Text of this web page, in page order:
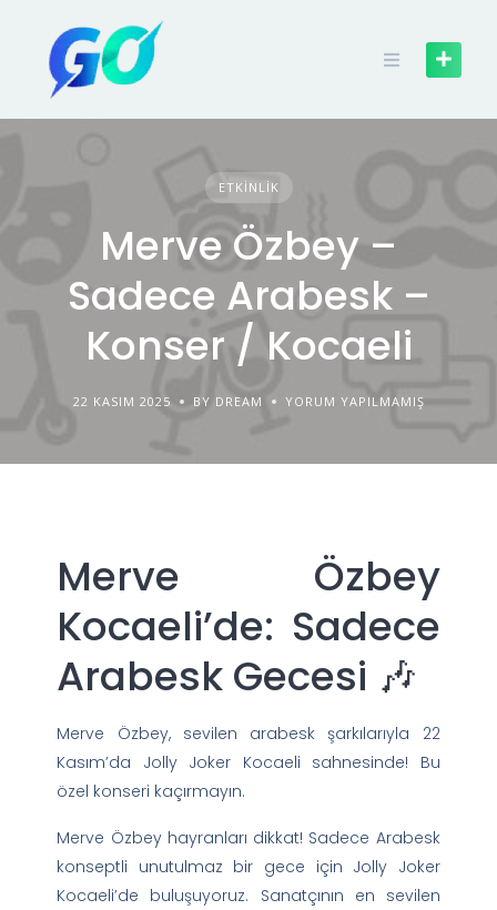
ETKINLIK
Merve Özbey –
Sadece Arabesk –
Konser / Kocaeli
22 KASIM 2025 BY DREAM YORUM YAPILMAMIŞ
Merve Özbey
Kocaeli’de: Sadece
Arabesk Gecesi 🎶
Merve Özbey, sevilen arabesk şarkılarıyla 22
Kasım’da Jolly Joker Kocaeli sahnesinde! Bu
özel konseri kaçırmayın.
Merve Özbey hayranları dikkat! Sadece Arabesk
konseptli unutulmaz bir gece için Jolly Joker
Kocaeli’de buluşuyoruz. Sanatçının en sevilen